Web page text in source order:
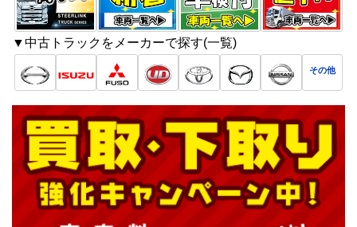
▼中古トラックをメーカーで探す(一覧)
その他